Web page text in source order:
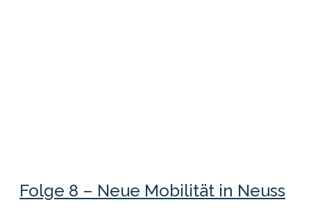
Folge 8 – Neue Mobilität in Neuss